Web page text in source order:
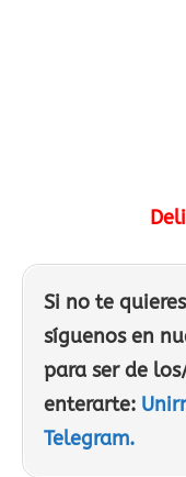
Si no te
síguenos en
para ser de
enterarte:
Telegram.